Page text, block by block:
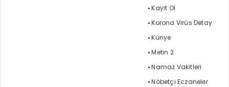
Kayıt Ol
Korona Virüs Detay
Künye
Metin 2
Namaz Vakitleri
Nöbetçi Eczaneler